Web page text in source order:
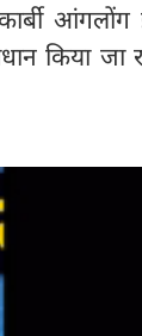
आंगलोंग
किया जा